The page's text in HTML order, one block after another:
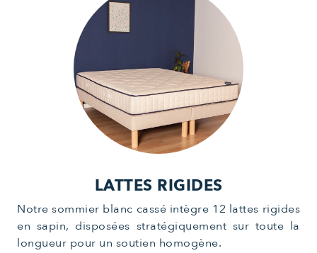
LATTES RIGIDES
Notre sommier blanc cassé intègre 12 lattes rigides
en sapin, disposées stratégiquement sur toute la
longueur pour un soutien homogène.